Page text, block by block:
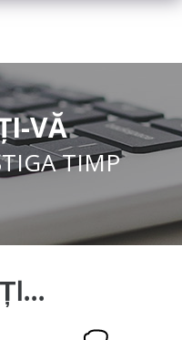
VĂ
TIMP